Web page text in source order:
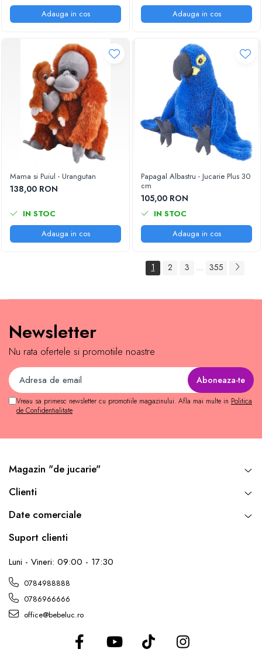
Adauga in cos
Adauga in cos
Mama si Puiul - Urangutan
138,00 RON
IN STOC
Adauga in cos
Papagal Albastru - Jucarie Plus 30
cm
105,00 RON
IN STOC
Adauga in cos
1 2 3 ... 355
Newsletter
Nu rata ofertele si promotiile noastre
Vreau sa primesc newsletter cu promotiile magazinului. Afla mai multe in Politica
de Confidentialitate
Magazin "de jucarie"
Clienti
Date comerciale
Suport clienti
Luni - Vineri: 09:00 - 17:30
0784988888
0786966666
office@bebeluc.ro